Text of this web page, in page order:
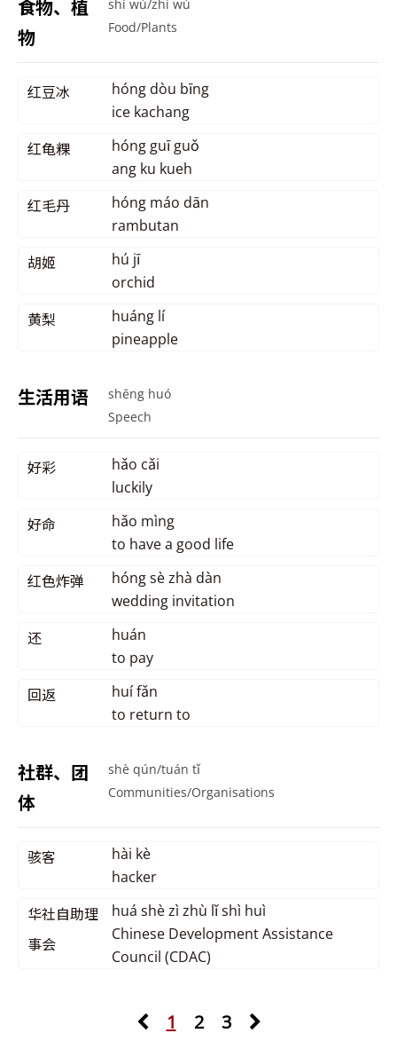
食物、植
物
shí wù/zhí wù
Food/Plants
红豆冰
hóng dòu bīng
ice kachang
红龟粿
hóng guī guǒ
ang ku kueh
红毛丹
hóng máo dān
rambutan
胡姬
hú jī
orchid
黄梨
huáng lí
pineapple
生活用语
shēng huó
Speech
好彩
hǎo cǎi
luckily
好命
hǎo mìng
to have a good life
红色炸弹
hóng sè zhà dàn
wedding invitation
还
huán
to pay
回返
huí fǎn
to return to
社群、团
体
shè qún/tuán tǐ
Communities/Organisations
骇客
hài kè
hacker
华社自助理
事会
huá shè zì zhù lǐ shì huì
Chinese Development Assistance
Council (CDAC)
1 2 3